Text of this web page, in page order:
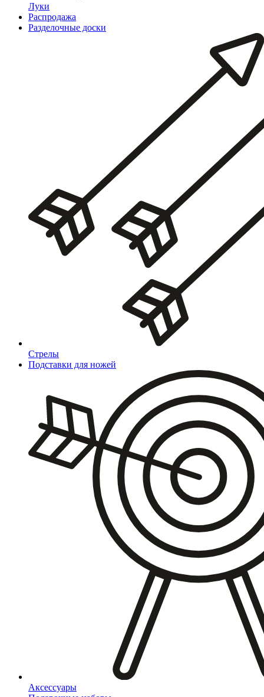
Луки
Распродажа
Разделочные доски
Стрелы
Подставки для ножей
Аксессуары